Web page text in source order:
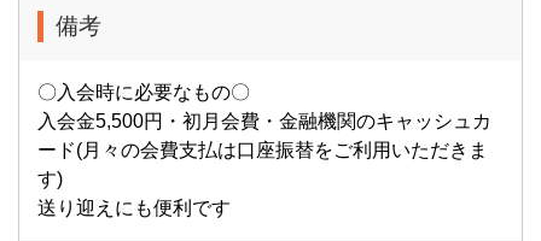
備考
〇入会時に必要なもの〇
入会金5,500円・初月会費・金融機関のキャッシュカ
ード(月々の会費支払は口座振替をご利用いただきま
す)
送り迎えにも便利です